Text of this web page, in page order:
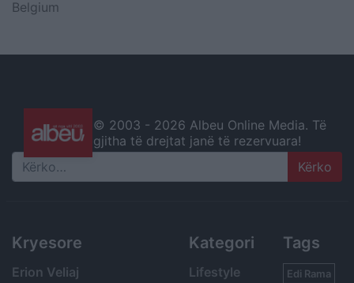
Belgium
© 2003 - 2026 Albeu Online Media. Të
gjitha të drejtat janë të rezervuara!
Search
Kryesore
Erion Veliaj
Kategori
Lifestyle
Tags
Edi Rama